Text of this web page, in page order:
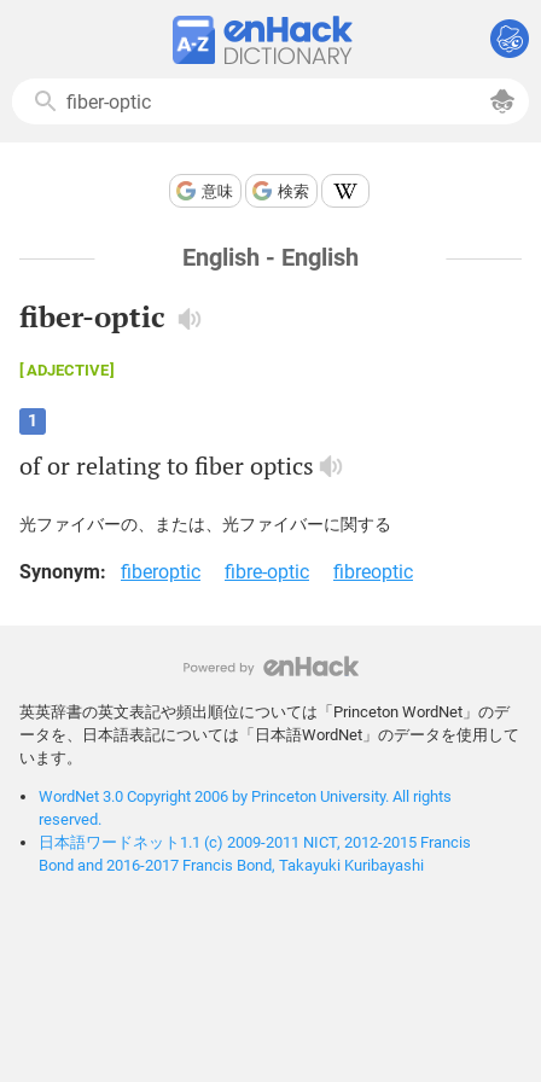
意味 検索
English - English
fiber-optic
ADJECTIVE
1
oforrelatingtofiberoptics
光ファイバーの、または、光ファイバーに関する
Synonym: fiberoptic fibre-optic fibreoptic
英英辞書の英文表記や頻出順位については「Princeton WordNet」のデ
ータを、日本語表記については「日本語WordNet」のデータを使用して
います。
WordNet 3.0 Copyright 2006 by Princeton University. All rights
reserved.
日本語ワードネット1.1 (c) 2009-2011 NICT, 2012-2015 Francis
Bond and 2016-2017 Francis Bond, Takayuki Kuribayashi